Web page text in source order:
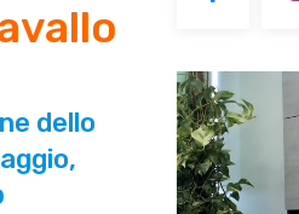
dello